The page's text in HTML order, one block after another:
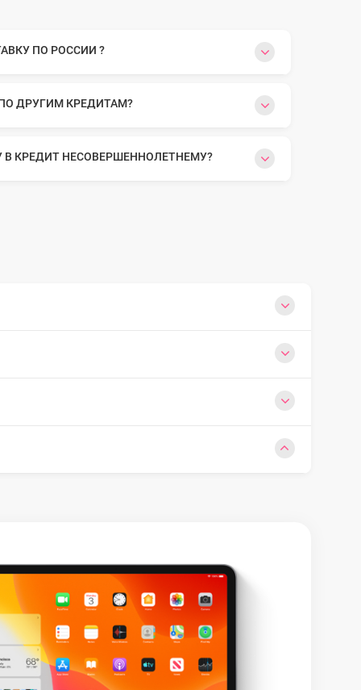
ПО РОССИИ ?
ДРУГИМ КРЕДИТАМ?
КРЕДИТ НЕСОВЕРШЕННОЛЕТНЕМУ?